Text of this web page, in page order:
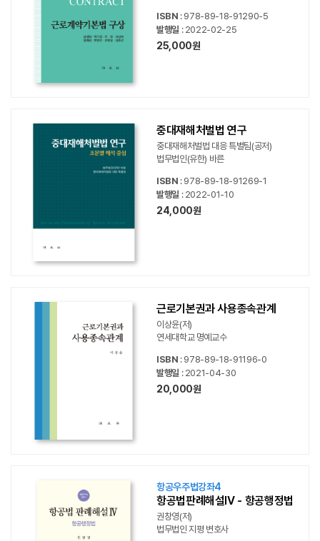
ISBN : 978-89-18-91290-5
발행일 : 2022-02-25
25,000원
중대재해처벌법 연구
중대재해처벌법 대응 특별팀(공저)
법무법인(유한) 바른
ISBN : 978-89-18-91269-1
발행일 : 2022-01-10
24,000원
근로기본권과 사용종속관계
이상윤(저)
연세대학교 명예교수
ISBN : 978-89-18-91196-0
발행일 : 2021-04-30
20,000원
항공우주법강좌4
항공법판례해설IV - 항공행정법
권창영(저)
법무법인 지평 변호사